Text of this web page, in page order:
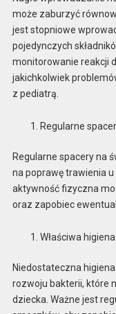
może zaburzyć
jest stopniowe
pojedynczych
monitorowanie reakcji
jakichkolwiek
z pediatrą.
Regularne
Regularne spacery na
na poprawę trawienia
aktywność fizyczna
oraz zapobiec
Właściwa
Niedostateczna
rozwoju bakterii, które
dziecka. Ważne jest